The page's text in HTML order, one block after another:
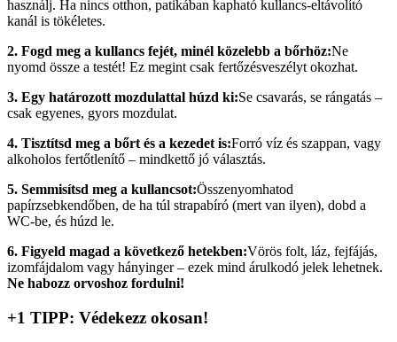
használj. Ha nincs otthon, patikában kapható kullancs-eltávolító
kanál is tökéletes.
2. Fogd meg a kullancs fejét, minél közelebb a bőrhöz:Ne
nyomd össze a testét! Ez megint csak fertőzésveszélyt okozhat.
3. Egy határozott mozdulattal húzd ki:Se csavarás, se rángatás –
csak egyenes, gyors mozdulat.
4. Tisztítsd meg a bőrt és a kezedet is:Forró víz és szappan, vagy
alkoholos fertőtlenítő – mindkettő jó választás.
5. Semmisítsd meg a kullancsot:Összenyomhatod
papírzsebkendőben, de ha túl strapabíró (mert van ilyen), dobd a
WC-be, és húzd le.
6. Figyeld magad a következő hetekben:Vörös folt, láz, fejfájás,
izomfájdalom vagy hányinger – ezek mind árulkodó jelek lehetnek.
Ne habozz orvoshoz fordulni!
+1 TIPP: Védekezz okosan!